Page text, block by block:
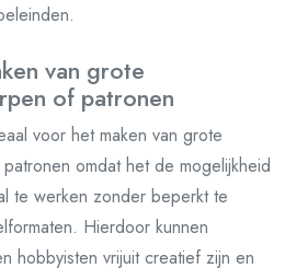
van grote
of patronen
voor het maken van grote
omdat het de mogelijkheid
te werken zonder beperkt te
Hierdoor kunnen
hobbyisten vrijuit creatief zijn en